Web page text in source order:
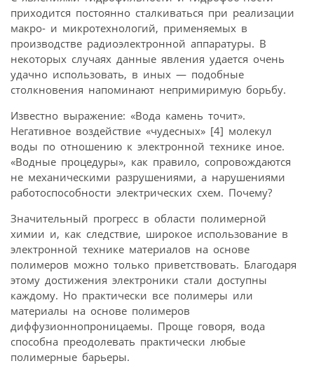
приходится постоянно сталкиваться при реализации
макро- и микротехнологий, применяемых в
производстве радиоэлектронной аппаратуры. В
некоторых случаях данные явления удается очень
удачно использовать, в иных — подобные
столкновения напоминают непримиримую борьбу.
Известно выражение: «Вода камень точит».
Негативное воздействие «чудесных» [4] молекул
воды по отношению к электронной технике иное.
«Водные процедуры», как правило, сопровождаются
не механическими разрушениями, а нарушениями
работоспособности электрических схем. Почему?
Значительный прогресс в области полимерной
химии и, как следствие, широкое использование в
электронной технике материалов на основе
полимеров можно только приветствовать. Благодаря
этому достижения электроники стали доступны
каждому. Но практически все полимеры или
материалы на основе полимеров
диффузионнопроницаемы. Проще говоря, вода
способна преодолевать практически любые
полимерные барьеры.